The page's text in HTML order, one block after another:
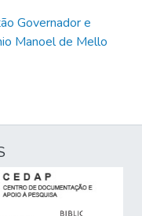
Governador e
Manoel de Mello